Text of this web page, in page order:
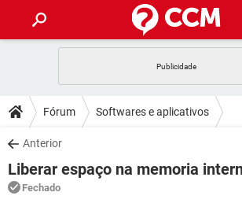
CELULAR FACEBOOK
OUTLOOK
INSTAGRAM GMAIL
GUIA DE COMPRAS
DICAS
JOGOS WHATSAPP
OUTLOOK
DOWNLOADS
JOGOS WHATSAPP
CELULAR
FÓRUM
Fórum Softwares e aplicativos
Anterior
Liberar espaço na memoria
Fechado